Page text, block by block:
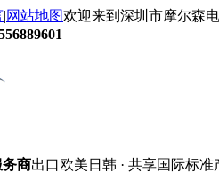
|网站地图欢迎来到深圳市摩尔森
商出口欧美日韩 · 共享国际标准